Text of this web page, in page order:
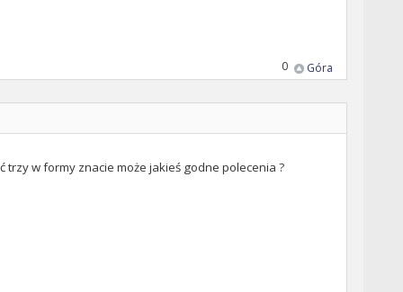
Góra
0
w formy znacie może jakieś godne polecenia ?